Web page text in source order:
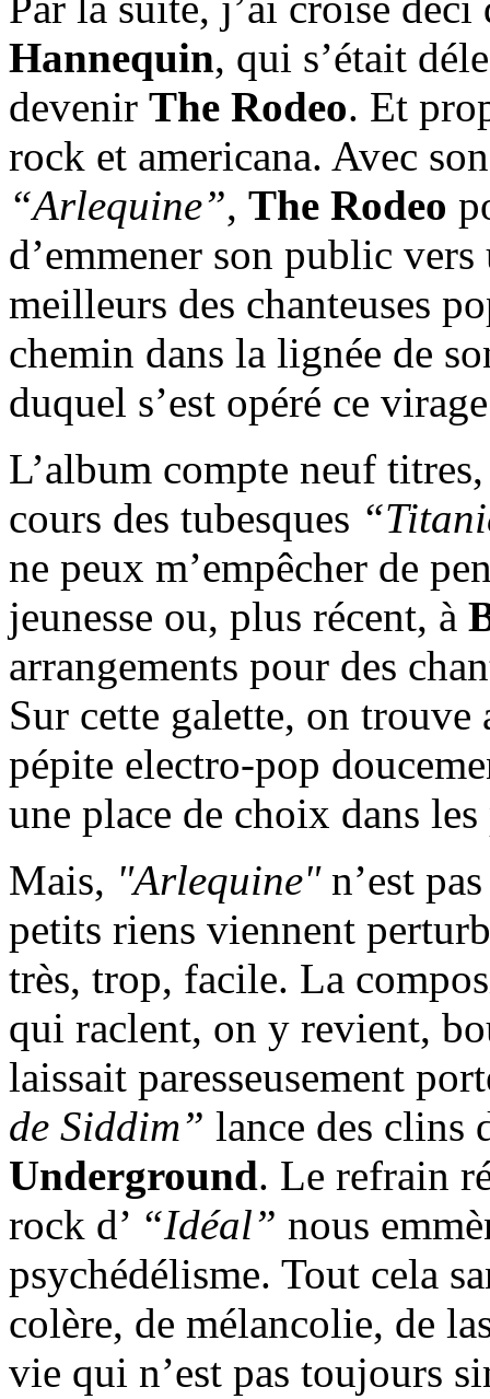
Hannequin, qui s’était
devenir The Rodeo. Et
rock et americana. Avec
“Arlequine”, The Rodeo
d’emmener son public
meilleurs des chanteuses
chemin dans la lignée de
duquel s’est opéré ce
L’album compte neuf
cours des tubesques
ne peux m’empêcher de
jeunesse ou, plus récent, à
arrangements pour des
Sur cette galette, on trouve
pépite electro-pop
une place de choix dans
Mais, "Arlequine"n’est
petits riens viennent
très, trop, facile. La
qui raclent, on y revient,
laissait paresseusement
de Siddim” lance des
Underground. Le refrain
rock d’ “Idéal” nous
psychédélisme. Tout cela
colère, de mélancolie, de
vie qui n’est pas toujours